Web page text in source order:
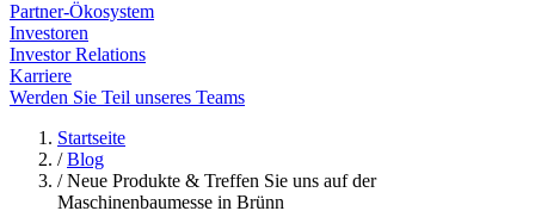
Partner-Ökosystem
Investoren
Investor Relations
Karriere
Werden Sie Teil unseres Teams
Startseite
/ Blog
/ Neue Produkte & Treffen Sie uns auf der
Maschinenbaumesse in Brünn